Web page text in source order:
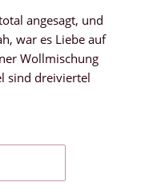
angesagt, und
war es Liebe auf
Wollmischung
sind dreiviertel